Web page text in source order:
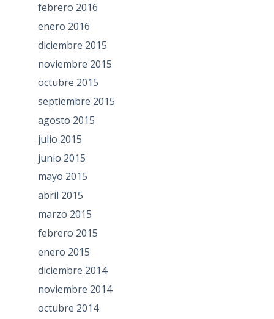
febrero 2016
enero 2016
diciembre 2015
noviembre 2015
octubre 2015
septiembre 2015
agosto 2015
julio 2015
junio 2015
mayo 2015
abril 2015
marzo 2015
febrero 2015
enero 2015
diciembre 2014
noviembre 2014
octubre 2014